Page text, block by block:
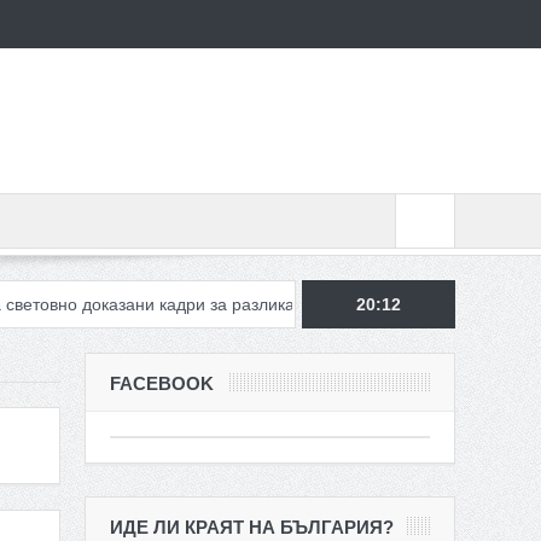
кадри за разлика от ГЕРБ Фармацевти на Марешки: Не
20:12
FACEBOOK
ИДЕ ЛИ КРАЯТ НА БЪЛГАРИЯ?